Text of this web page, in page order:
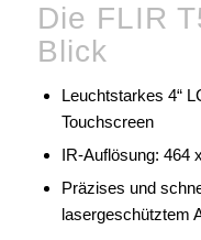
Die FLIR
Blick
Leuchtstarkes 4“
Touchscreen
IR-Auflösung: 464
Präzises und
lasergeschütztem